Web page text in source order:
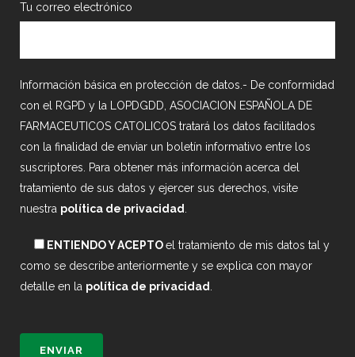
Tu correo electrónico
Información básica en protección de datos.- De conformidad
con el RGPD y la LOPDGDD, ASOCIACION ESPAÑOLA DE
FARMACEUTICOS CATOLICOS tratará los datos facilitados
con la finalidad de enviar un boletín informativo entre los
suscriptores. Para obtener más información acerca del
tratamiento de sus datos y ejercer sus derechos, visite
nuestra política de privacidad
ENTIENDO Y ACEPTOel tratamiento de mis datos tal y
como se describe anteriormente y se explica con mayor
detalle en la política de privacidad